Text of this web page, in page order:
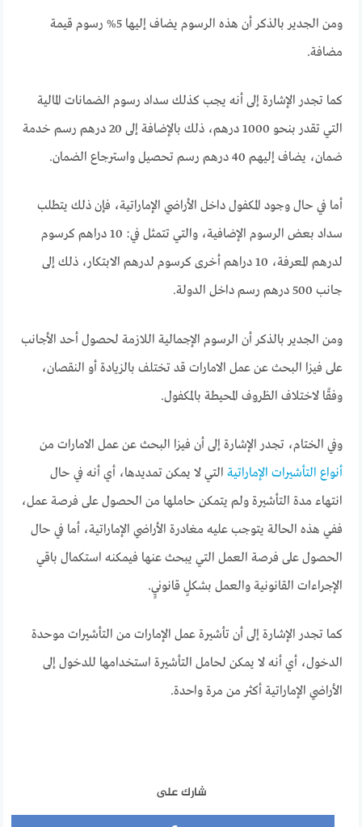
ومن الجدير بالذكر أن هذه الرسوم يضاف إليها 5% رسوم قيمة
مضافة.
كما تجدر الإشارة إلى أنه يجب كذلك سداد رسوم الضمانات المالية
التي تقدر بنحو 1000 درهم، ذلك بالإضافة إلى 20 درهم رسم خدمة
ضمان، يضاف إليهم 40 درهم رسم تحصيل واسترجاع الضمان.
أما في حال وجود المكفول داخل الأراضي الإماراتية، فإن ذلك يتطلب
سداد بعض الرسوم الإضافية، والتي تتمثل في: 10 دراهم كرسوم
لدرهم المعرفة، 10 دراهم أخرى كرسوم لدرهم الابتكار، ذلك إلى
جانب 500 درهم رسم داخل الدولة.
ومن الجدير بالذكر أن الرسوم الإجمالية اللازمة لحصول أحد الأجانب
على فيزا البحث عن عمل الامارات قد تختلف بالزيادة أو النقصان،
وفقًا لاختلاف الظروف المحيطة بالمكفول.
وفي الختام، تجدر الإشارة إلى أن فيزا البحث عن عمل الامارات من
أنواع التأشيرات الإماراتية التي لا يمكن تمديدها، أي أنه في حال
انتهاء مدة التأشيرة ولم يتمكن حاملها من الحصول على فرصة عمل،
ففي هذه الحالة يتوجب عليه مغادرة الأراضي الإماراتية، أما في حال
الحصول على فرصة العمل التي يبحث عنها فيمكنه استكمال باقي
الإجراءات القانونية والعمل بشكلٍ قانونيٍ.
كما تجدر الإشارة إلى أن تأشيرة عمل الإمارات من التأشيرات موحدة
الدخول، أي أنه لا يمكن لحامل التأشيرة استخدامها للدخول إلى
الأراضي الإماراتية أكثر من مرة واحدة.
شارك على